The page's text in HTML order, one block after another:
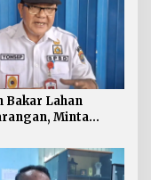
Bakar Lahan
Minta